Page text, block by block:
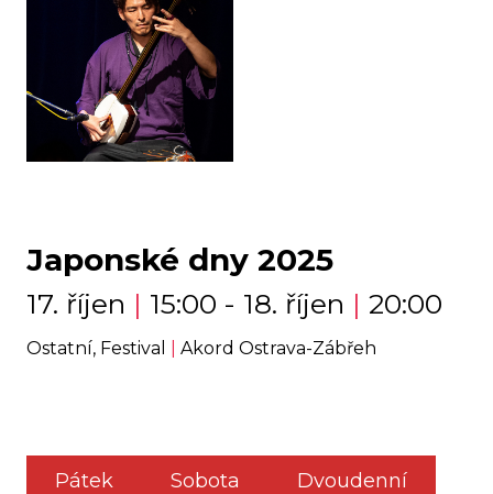
Japonské dny 2025
17. říjen | 15:00 - 18. říjen | 20:00
Ostatní, Festival Akord Ostrava-Zábřeh
Pátek Sobota Dvoudenní